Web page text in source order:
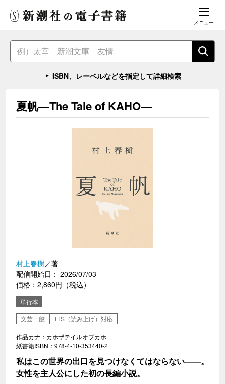
メニュー
ISBN、レーベルなどを指定して詳細検索
夏帆―The Tale of KAHO―
村上春樹／著
配信開始日： 2026/07/03
価格：2,860円（税込）
単行本
文芸一般
TTS（読み上げ）対応
作品カナ：カホザテイルオブカホ
紙書籍ISBN：978-4-10-353440-2
私はこの世界の出口を見つけなくてはならない――。
女性を主人公にした初の長編小説。